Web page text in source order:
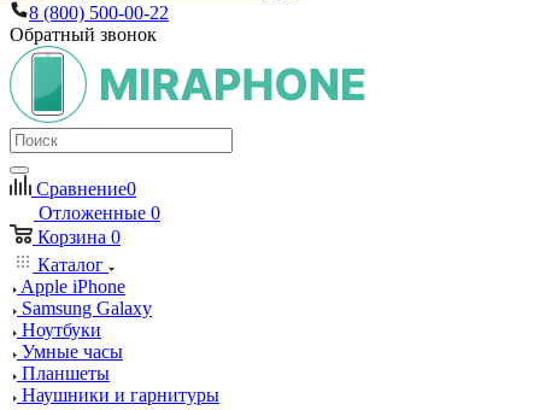
8 (800) 500-00-22
Обратный звонок
Сравнение0
Отложенные 0
Корзина 0
Каталог
Apple iPhone
Samsung Galaxy
Ноутбуки
Умные часы
Планшеты
Наушники и гарнитуры